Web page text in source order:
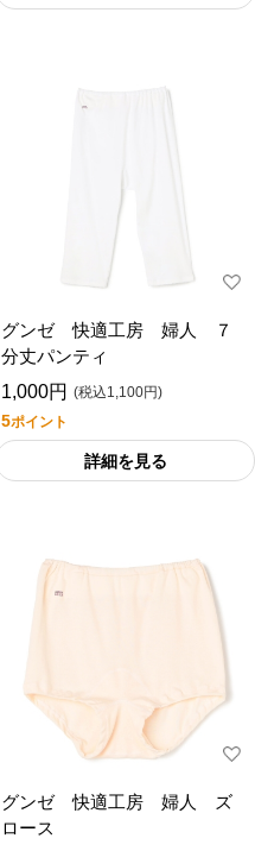
グンゼ 快適工房 婦人 ７
分丈パンティ
1,000円 (税込1,100円)
5ポイント
詳細を見る
グンゼ 快適工房 婦人 ズ
ロース